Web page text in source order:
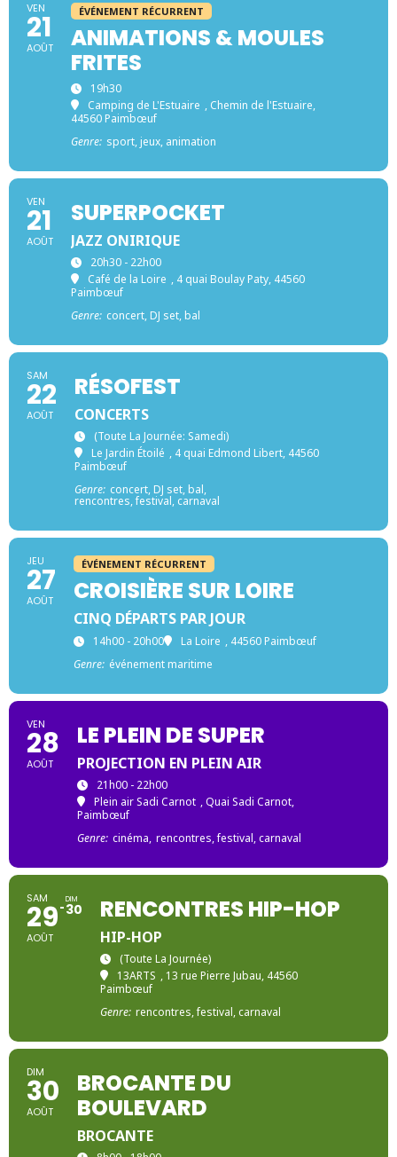
VEN
21
AOÛT
ÉVÉNEMENT RÉCURRENT
ANIMATIONS & MOULES
FRITES
19h30
Camping de L'Estuaire , Chemin de l'Estuaire,
44560 Paimbœuf
Genre: sport, jeux, animation
VEN
21
AOÛT
SUPERPOCKET
JAZZ ONIRIQUE
20h30 - 22h00
Café de la Loire , 4 quai Boulay Paty, 44560
Paimbœuf
Genre: concert, DJ set, bal
SAM
22
AOÛT
RÉSOFEST
CONCERTS
(toute La Journée: Samedi)
Le Jardin Étoilé , 4 quai Edmond Libert, 44560
Paimbœuf
Genre: concert, DJ set, bal,
rencontres, festival, carnaval
JEU
27
AOÛT
ÉVÉNEMENT RÉCURRENT
CROISIÈRE SUR LOIRE
CINQ DÉPARTS PAR JOUR
14h00 - 20h00 La Loire , 44560 Paimbœuf
Genre: événement maritime
VEN
28
AOÛT
LE PLEIN DE SUPER
PROJECTION EN PLEIN AIR
21h00 - 22h00
Plein air Sadi Carnot , Quai Sadi Carnot,
Paimbœuf
Genre: cinéma, rencontres, festival, carnaval
SAM
29
AOÛT
DIM
30 RENCONTRES HIP-HOP
HIP-HOP
(toute La Journée)
13ARTS , 13 rue Pierre Jubau, 44560
Paimbœuf
Genre: rencontres, festival, carnaval
DIM
30
AOÛT
BROCANTE DU
BOULEVARD
BROCANTE